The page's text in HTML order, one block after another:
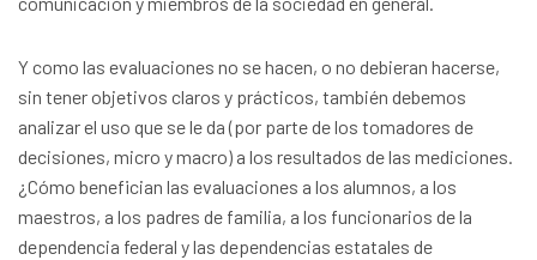
Y como las evaluaciones no se hacen, o no debieran hacerse,
sin tener objetivos claros y prácticos, también debemos
analizar el uso que se le da (por parte de los tomadores de
decisiones, micro y macro) a los resultados de las mediciones.
¿Cómo benefician las evaluaciones a los alumnos, a los
maestros, a los padres de familia, a los funcionarios de la
dependencia federal y las dependencias estatales de